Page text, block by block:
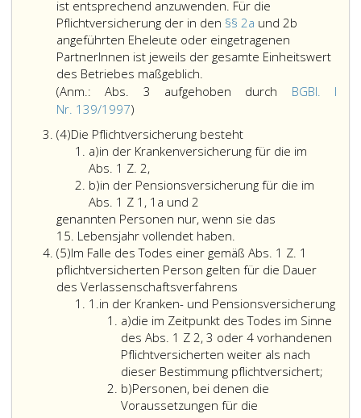
Gegenbeweis
ist
für
Zeiten,
länger
von
Meldung
16,)
der
Vermutung
Sachverhaltes
zurückliegen,
unzulässig.
Die
erstreckt
und
er/sie
nicht
auf
Grund
dieser
Paragraph
4,
pflichtversichert
ist;
ist entsprechend anzuwenden. Für die
Pflichtversicherung der in den §§ 2a und 2b
angeführten Eheleute oder eingetragenen
PartnerInnen ist jeweils der gesamte Einheitswert
des Betriebes maßgeblich.
Pflichtversicherung
die
im
eins,
eins,
genannten
Personen
nur,
wenn
der
nach
dem
Bewertungsgesetz 1955
festgestellte
Einheitswert
des
(Anm.: Abs. 3 aufgehoben durch BGBl. I
Nr. 139/1997)
Absatz
3,
aufgehoben
durch
Bundesgesetzblatt
Teil
eins,
Nr. 139
aus
1997,)
(4)Absatz
4
Die Pflichtversicherung besteht
a)Litera
a
in der Krankenversicherung für die im
Abs. 1 Z. 2,in
der
Krankenversicherung
für
die
im
Absatz
eins,
Ziffer
2,,
b)Litera
b
in der Pensionsversicherung für die im
Abs. 1 Z 1, 1a und 2
der
Pensionsversicherung
für
die
im
Absatz
eins,
Ziffer
eins,,
1a
und
2
genannten Personen nur, wenn sie das
15. Lebensjahr vollendet haben.
(5)Absatz
5
Im Falle des Todes einer gemäß Abs. 1 Z. 1
pflichtversicherten Person gelten für die Dauer
des Verlassenschaftsverfahrens
Falle
des
Todes
einer
gemäß
Absatz
eins,
1.Ziffer
eins
in der Kranken- und Pensionsversicherung
a)Litera
a
die im Zeitpunkt des Todes im Sinne
des Abs. 1 Z 2, 3 oder 4 vorhandenen
Pflichtversicherten weiter als nach
dieser Bestimmung pflichtversichert;
b)Litera
b
Personen, bei denen die
Voraussetzungen für die